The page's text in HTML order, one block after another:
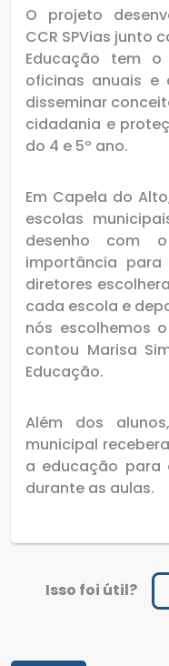
O projeto
CCR SPVias junto
Educação tem
oficinas anuais e
disseminar
cidadania e
do 4 e 5º ano.
Em Capela do
escolas
desenho com
importância
diretores
cada escola e
nós escolhemos
contou Marisa
Educação.
Além dos
municipal
a educação para
durante as aulas.
Isso foi útil?